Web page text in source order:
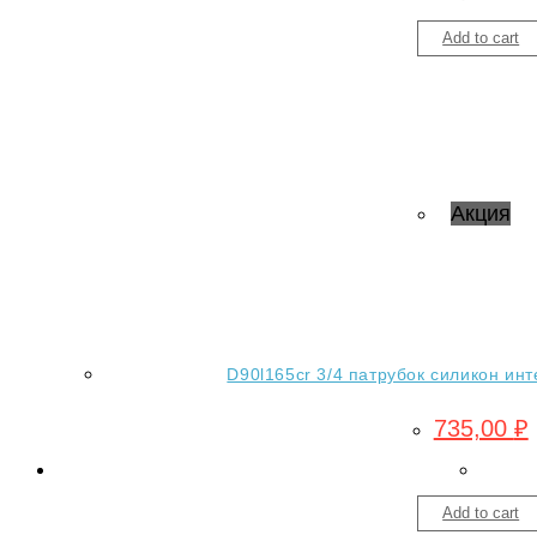
Add to cart
Акция
D90l165cr 3/4 патрубок силикон
735,00 ₽
Add to cart